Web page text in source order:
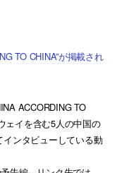
TO CHINA”が掲載され
ACCORDING TO
ェイを含む5人の中国の
ンタビューしている動